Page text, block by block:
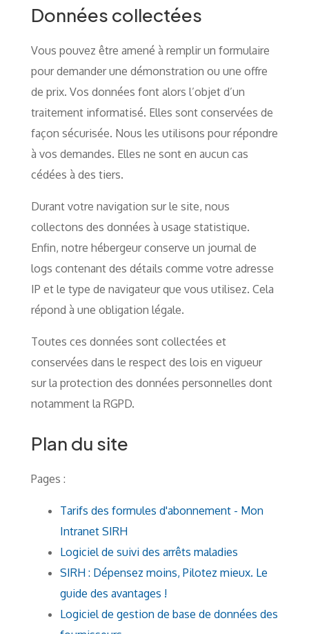
Données collectées
Vous pouvez être amené à remplir un formulaire
pour demander une démonstration ou une offre
de prix. Vos données font alors l’objet d’un
traitement informatisé. Elles sont conservées de
façon sécurisée. Nous les utilisons pour répondre
à vos demandes. Elles ne sont en aucun cas
cédées à des tiers.
Durant votre navigation sur le site, nous
collectons des données à usage statistique.
Enfin, notre hébergeur conserve un journal de
logs contenant des détails comme votre adresse
IP et le type de navigateur que vous utilisez. Cela
répond à une obligation légale.
Toutes ces données sont collectées et
conservées dans le respect des lois en vigueur
sur la protection des données personnelles dont
notamment la RGPD.
Plan du site
Pages :
Tarifs des formules d'abonnement - Mon
Intranet SIRH
Logiciel de suivi des arrêts maladies
SIRH : Dépensez moins, Pilotez mieux. Le
guide des avantages !
Logiciel de gestion de base de données des